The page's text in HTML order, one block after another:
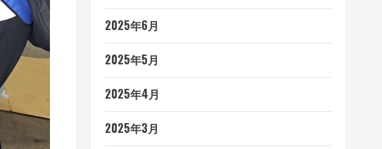
2025年6月
2025年5月
2025年4月
2025年3月